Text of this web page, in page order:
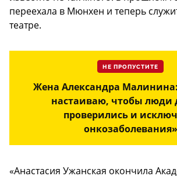
переехала в Мюнхен и теперь
театре.
НЕ ПРОПУСТИТЕ
Жена Александра Малинина:
настаиваю, чтобы люди
проверились и
онкозаболевания»
«Анастасия Ужанская окончила